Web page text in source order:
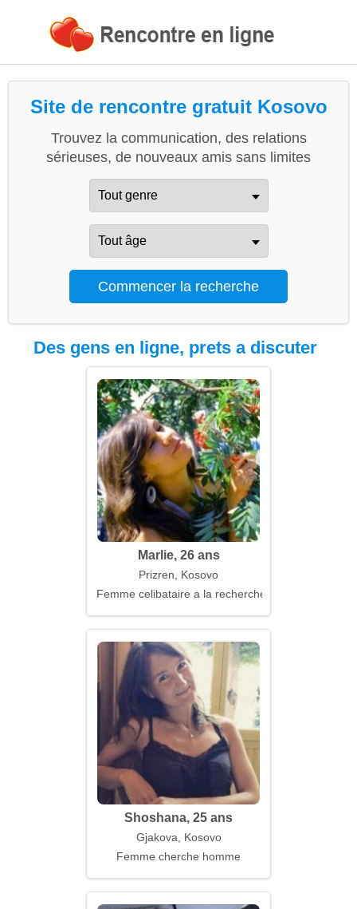
Site de rencontre gratuit Kosovo
Trouvez la communication, des relations
sérieuses, de nouveaux amis sans limites
Des gens en ligne, prets a discuter
Marlie, 26 ans
Prizren, Kosovo
Femme celibataire a la recherche d'un mari
Shoshana, 25 ans
Gjakova, Kosovo
Femme cherche homme